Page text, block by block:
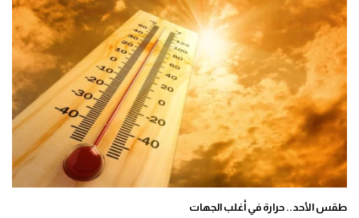
طقس الأحد.. حرارة في أغلب الجهات